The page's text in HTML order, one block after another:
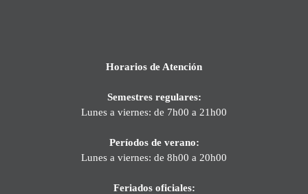
Horarios de Atención
Semestres regulares:
Lunes a viernes: de 7h00 a 21h00
Períodos de verano:
Lunes a viernes: de 8h00 a 20h00
Feriados oficiales: